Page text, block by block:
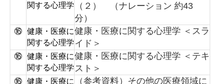
関する心理学
（２） （ナレーション 約43
分）
⑯ 健康・医療に
関する心理学
健康・医療に関する心理学 ＜スラ
イド＞
⑯ 健康・医療に
関する心理学
健康・医療に関する心理学 ＜テキ
スト＞
⑯ 健康・医療に
（参考資料）その他の医療領域に